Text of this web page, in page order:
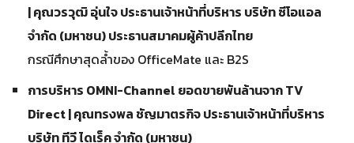
| คุณวรวุฒิ อุ่นใจ ประธานเจ้าหน้าที่บริหาร บริษัท ซีโอแอล
จำกัด (มหาชน) ประธานสมาคมผู้ค้าปลีกไทย
กรณีศึกษาสุดล้ำของ OfficeMate และ B2S
การบริหาร OMNI-Channel ยอดขายพันล้านจาก TV
Direct | คุณทรงพล ชัญมาตรกิจ ประธานเจ้าหน้าที่บริหาร
บริษัท ทีวี ไดเร็ค จำกัด (มหาชน)